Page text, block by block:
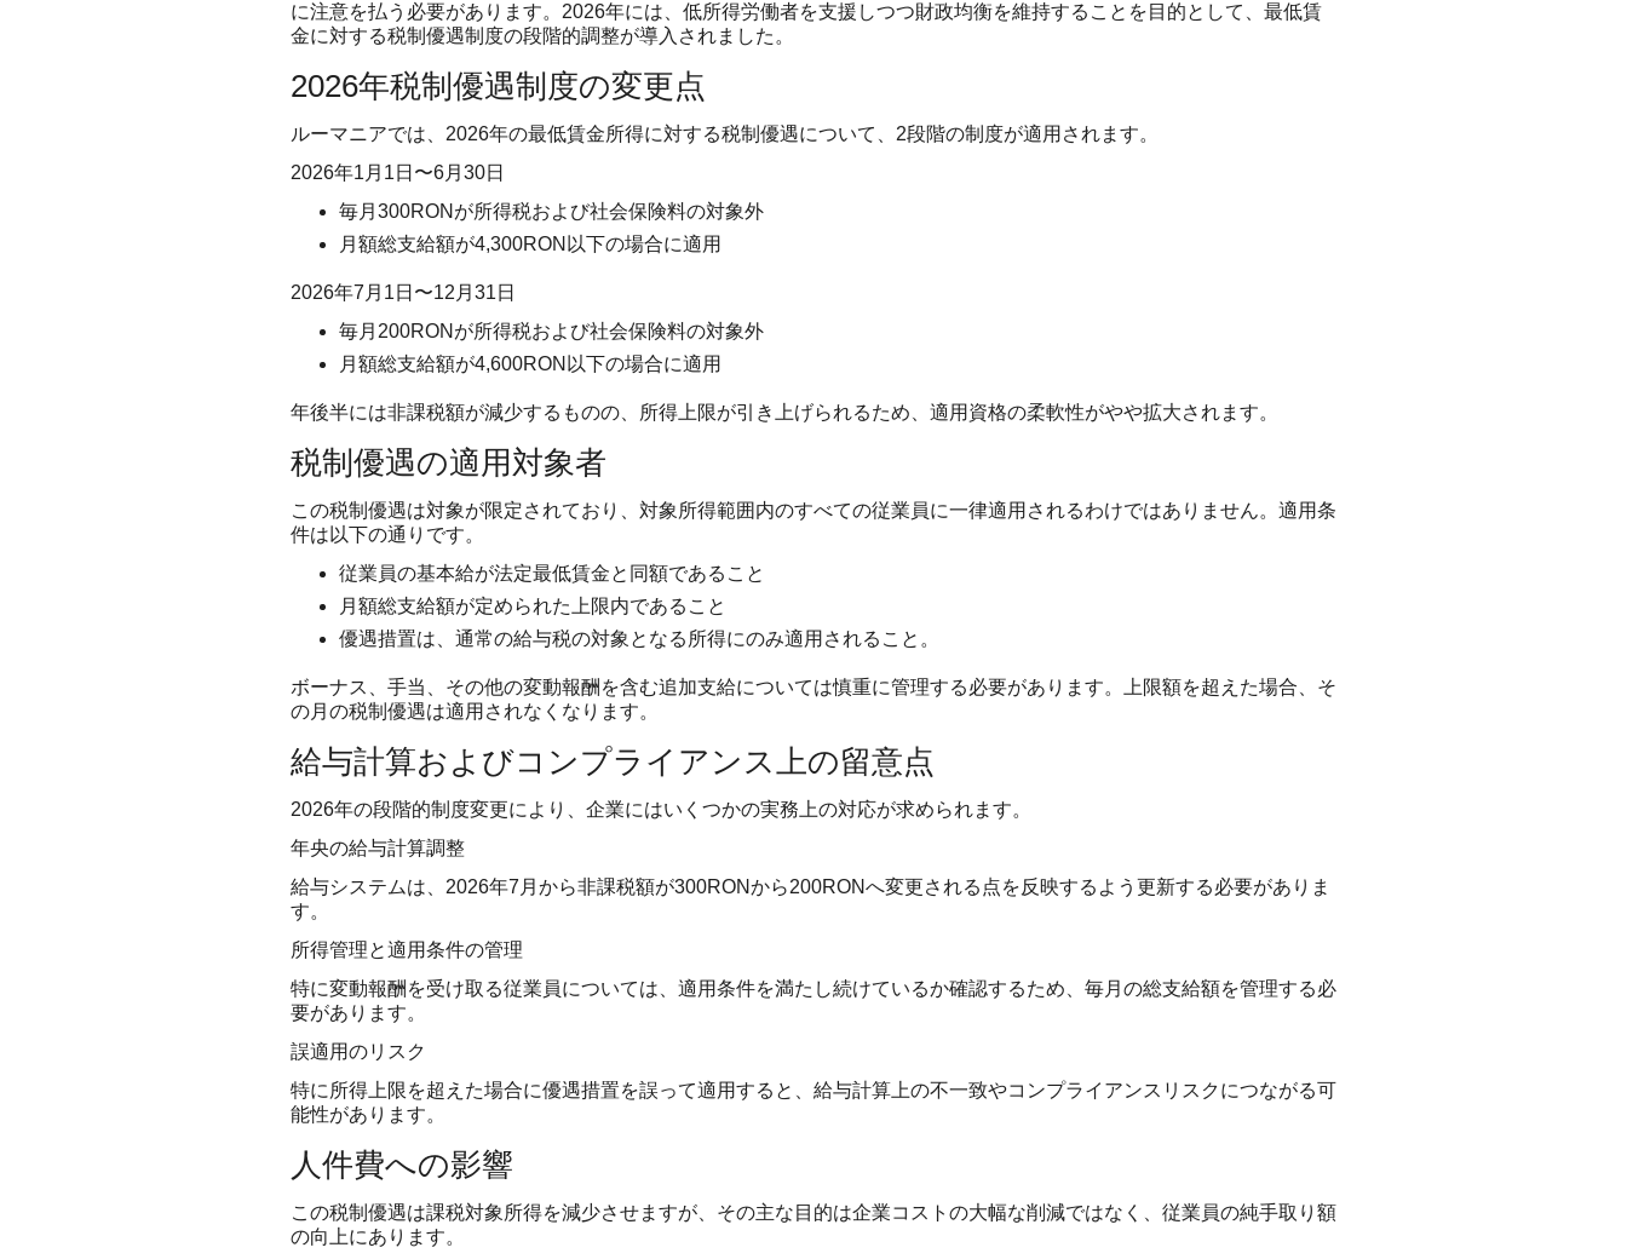
に注意を払う必要があります。2026年には、低所得労働者を支援しつつ財政均衡を維持することを目的として、最低賃
金に対する税制優遇制度の段階的調整が導入されました。
2026年税制優遇制度の変更点
ルーマニアでは、2026年の最低賃金所得に対する税制優遇について、2段階の制度が適用されます。
2026年1月1日〜6月30日
毎月300RONが所得税および社会保険料の対象外
月額総支給額が4,300RON以下の場合に適用
2026年7月1日〜12月31日
毎月200RONが所得税および社会保険料の対象外
月額総支給額が4,600RON以下の場合に適用
年後半には非課税額が減少するものの、所得上限が引き上げられるため、適用資格の柔軟性がやや拡大されます。
税制優遇の適用対象者
この税制優遇は対象が限定されており、対象所得範囲内のすべての従業員に一律適用されるわけではありません。適用条
件は以下の通りです。
従業員の基本給が法定最低賃金と同額であること
月額総支給額が定められた上限内であること
優遇措置は、通常の給与税の対象となる所得にのみ適用されること。
ボーナス、手当、その他の変動報酬を含む追加支給については慎重に管理する必要があります。上限額を超えた場合、そ
の月の税制優遇は適用されなくなります。
給与計算およびコンプライアンス上の留意点
2026年の段階的制度変更により、企業にはいくつかの実務上の対応が求められます。
年央の給与計算調整
給与システムは、2026年7月から非課税額が300RONから200RONへ変更される点を反映するよう更新する必要がありま
す。
所得管理と適用条件の管理
特に変動報酬を受け取る従業員については、適用条件を満たし続けているか確認するため、毎月の総支給額を管理する必
要があります。
誤適用のリスク
特に所得上限を超えた場合に優遇措置を誤って適用すると、給与計算上の不一致やコンプライアンスリスクにつながる可
能性があります。
人件費への影響
この税制優遇は課税対象所得を減少させますが、その主な目的は企業コストの大幅な削減ではなく、従業員の純手取り額
の向上にあります。